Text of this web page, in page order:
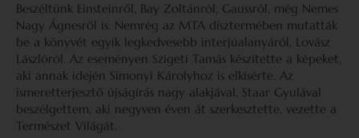
Beszéltünk Einsteinről, Bay Zoltánról, Gaussról, még Nemes
Nagy Ágnesről is. Nemrég az MTA dísztermében mutatták
be a könyvét egyik legkedvesebb interjúalanyáról, Lovász
Lászlóról. Az eseményen Szigeti Tamás készítette a képeket,
aki annak idején Simonyi Károlyhoz is elkísérte. Az
ismeretterjesztő újságírás nagy alakjával, Staar Gyulával
beszélgettem, aki negyven éven át szerkesztette, vezette a
Természet Világát.